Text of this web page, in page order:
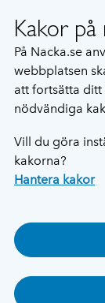
Kakor på
På Nacka.se
webbplatsen
att fortsätta
nödvändiga
Vill du göra
kakorna?
Hantera kakor